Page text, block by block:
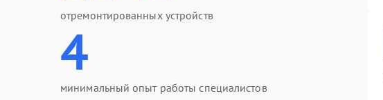
отремонтированных устройств
4
минимальный опыт работы специалистов